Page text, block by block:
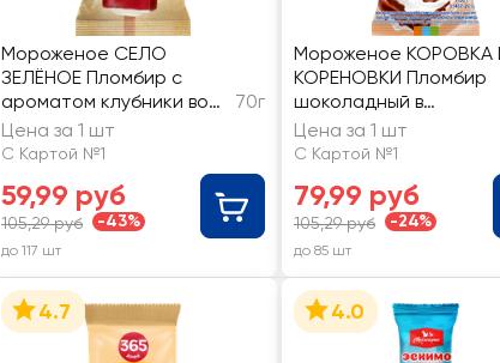
Мороженое СЕЛО
ЗЕЛЁНОЕ Пломбир с
ароматом клубники во
фруктовой глазури 15%,
без змж, эскимо
70г
Цена за 1 шт
С Картой №1
59,99 руб
105,29 руб -43%
до 117 шт
Мороженое КОРОВКА
КОРЕНОВКИ Пломбир
шоколадный в
шоколадной глазури с
какао-крупкой 15%, без
Цена за 1 шт
С Картой №1
79,99 руб
105,29 руб -24%
до 85 шт
4.7 4.0